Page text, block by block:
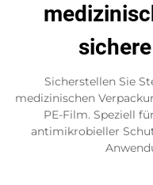
Sicherstellen Sie
medizinischen
PE-Film. Speziell
antimikrobieller